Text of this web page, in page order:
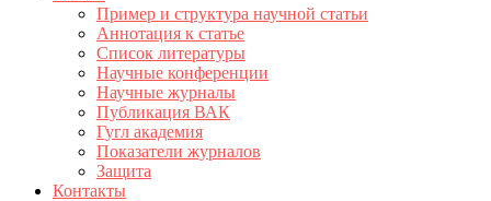
Пример и структура научной статьи
Аннотация к статье
Список литературы
Научные конференции
Научные журналы
Публикация ВАК
Гугл академия
Показатели журналов
Защита
Контакты